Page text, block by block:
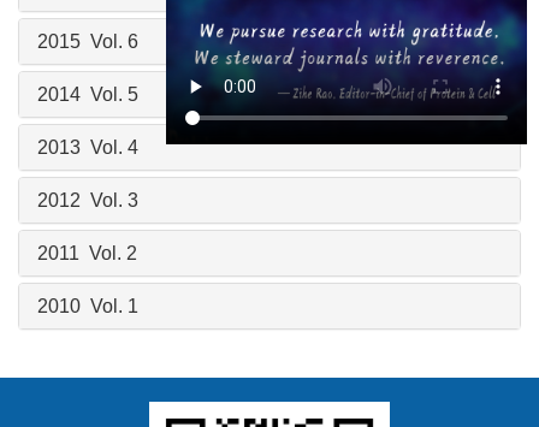
2015 Vol. 6
2014 Vol. 5
2013 Vol. 4
2012 Vol. 3
2011 Vol. 2
2010 Vol. 1